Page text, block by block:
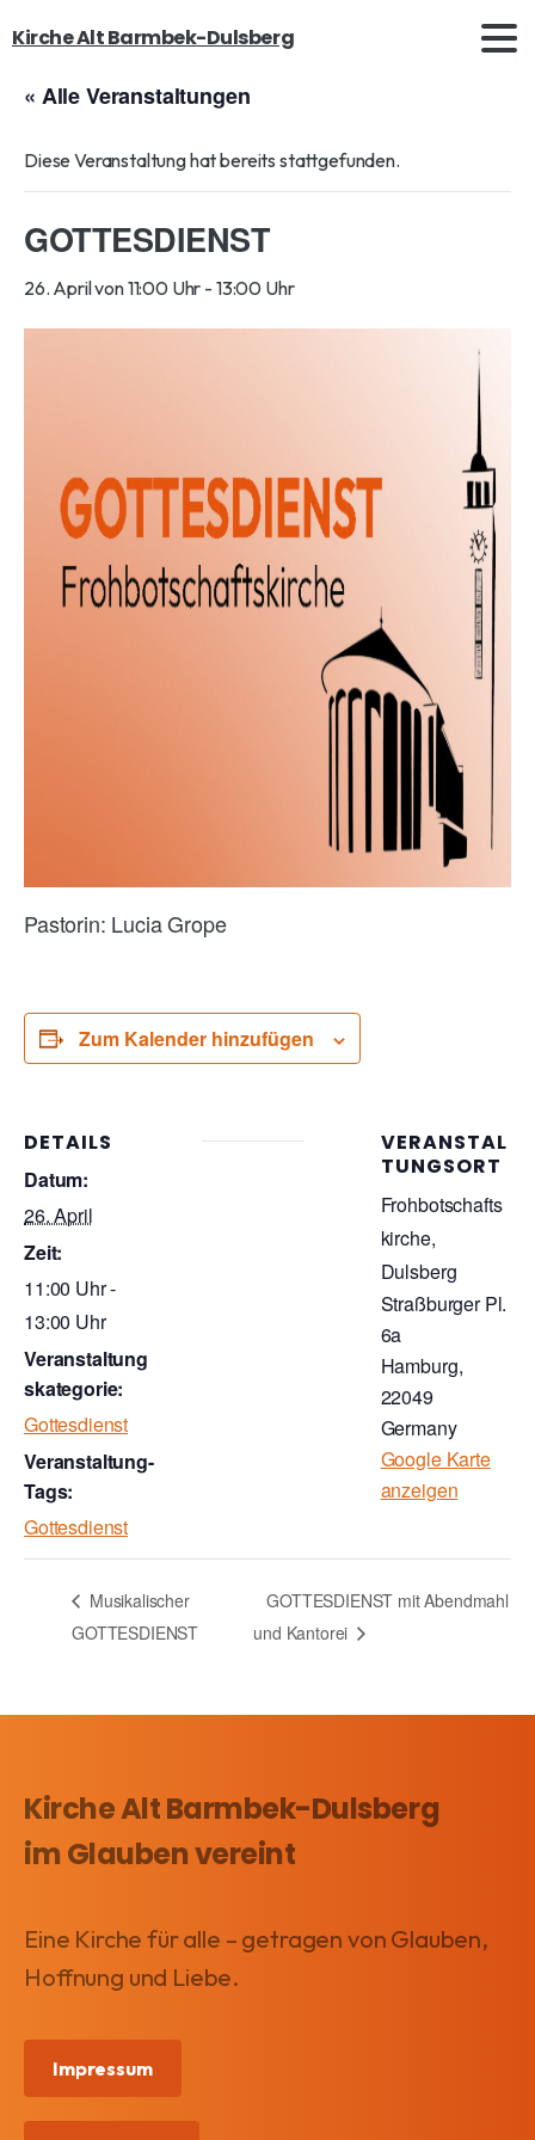
Kirche Alt Barmbek-Dulsberg
« Alle Veranstaltungen
Diese Veranstaltung hat bereits stattgefunden.
GOTTESDIENST
26. April von 11:00 Uhr - 13:00 Uhr
Pastorin: Lucia Grope
Zum Kalender hinzufügen
DETAILS
Datum:
26. April
Zeit:
11:00 Uhr -
13:00 Uhr
Veranstaltung
skategorie:
Gottesdienst
Veranstaltung-
Tags:
Gottesdienst
VERANSTAL
TUNGSORT
Frohbotschafts
kirche,
Dulsberg
Straßburger Pl.
6a
Hamburg,
22049
Germany
Google Karte
anzeigen
Musikalischer
GOTTESDIENST
GOTTESDIENST mit Abendmahl
und Kantorei
Impressum